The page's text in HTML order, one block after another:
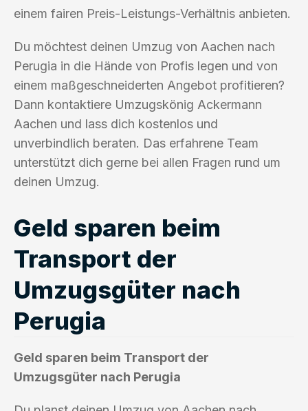
einem fairen Preis-Leistungs-Verhältnis anbieten.
Du möchtest deinen Umzug von Aachen nach
Perugia in die Hände von Profis legen und von
einem maßgeschneiderten Angebot profitieren?
Dann kontaktiere Umzugskönig Ackermann
Aachen und lass dich kostenlos und
unverbindlich beraten. Das erfahrene Team
unterstützt dich gerne bei allen Fragen rund um
deinen Umzug.
Geld sparen beim
Transport der
Umzugsgüter nach
Perugia
Geld sparen beim Transport der
Umzugsgüter nach Perugia